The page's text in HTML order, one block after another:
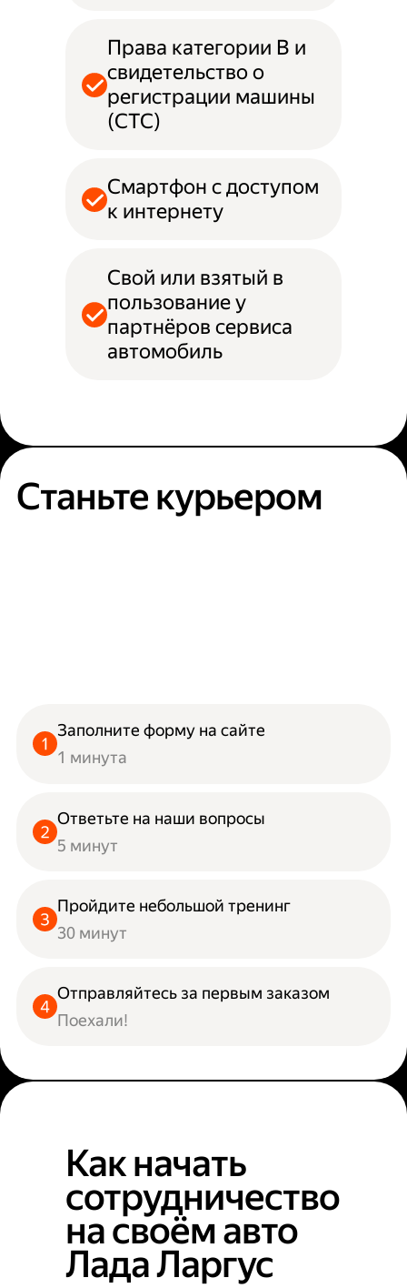
Права категории B и
свидетельство о
регистрации машины
(СТС)
Смартфон с доступом
к интернету
Свой или взятый в
пользование у
партнёров сервиса
автомобиль
Станьте курьером
Заполните форму на сайте
1 минута
Ответьте на наши вопросы
5 минут
Пройдите небольшой тренинг
30 минут
Отправляйтесь за первым заказом
Поехали!
Как начать
сотрудничество
на своём авто
Лада Ларгус